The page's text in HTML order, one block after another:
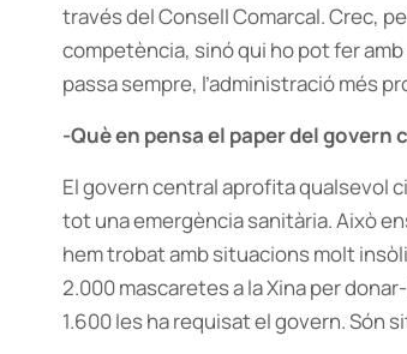
través del Consell Comarcal. Crec,
competència, sinó qui ho pot fer
passa sempre, l’administració més
-Què en pensa el paper del
El govern central aprofita qualsevol
tot una emergència sanitària. Això
hem trobat amb situacions molt
2.000 mascaretes a la Xina per
1.600 les ha requisat el govern. Són